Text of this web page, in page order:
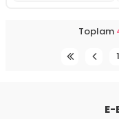
Toplam
1